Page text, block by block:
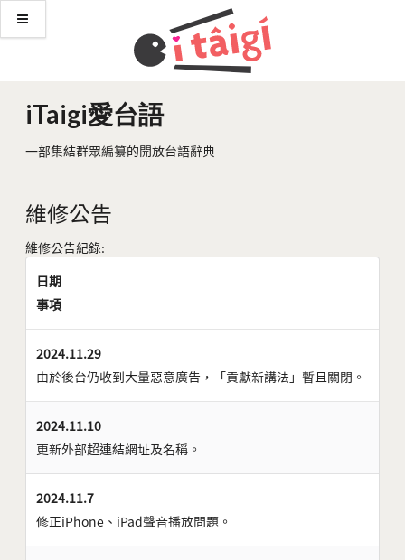
iTaigi愛台語
一部集結群眾編纂的開放台語辭典
維修公告
維修公告紀錄:
日期
事項
2024.11.29
由於後台仍收到大量惡意廣告，「貢獻新講法」暫且關閉。
2024.11.10
更新外部超連結網址及名稱。
2024.11.7
修正iPhone、iPad聲音播放問題。